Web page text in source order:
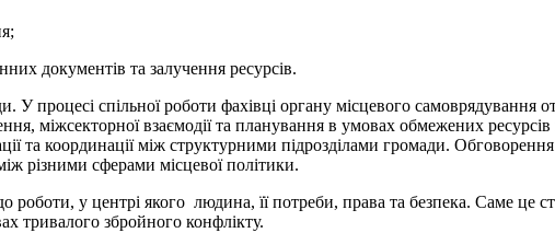
документів та залучення ресурсів.
процесі спільної роботи фахівці органу місцевого самоврядування
міжсекторної взаємодії та планування в умовах обмежених ресурсів
та координації між структурними підрозділами громади.
різними сферами місцевої політики.
у центрі якого людина, її потреби, права та безпека. Саме це
тривалого збройного конфлікту.